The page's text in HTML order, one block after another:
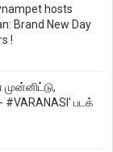
hosts
Brand New Day
!
முன்னிட்டு,
படக்